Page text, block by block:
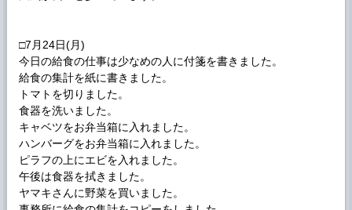
□7月24日(月)
今日の給食の仕事は少なめの人に付箋を書きました。
給食の集計を紙に書きました。
トマトを切りました。
食器を洗いました。
キャベツをお弁当箱に入れました。
ハンバーグをお弁当箱に入れました。
ピラフの上にエビを入れました。
午後は食器を拭きました。
ヤマキさんに野菜を買いました。